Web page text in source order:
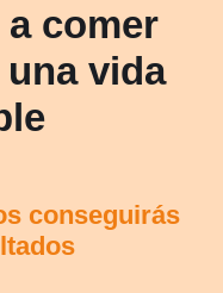
a comer
vida
conseguirás